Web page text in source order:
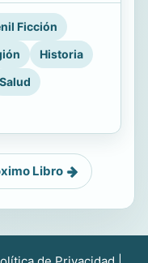
Ficción
Historia
Salud
Libro